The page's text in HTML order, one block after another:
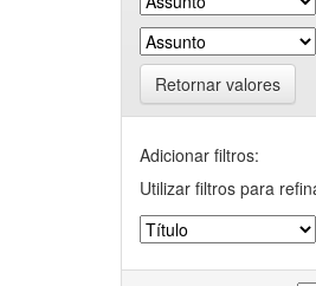
Retornar valores
Adicionar filtros:
Utilizar filtros para